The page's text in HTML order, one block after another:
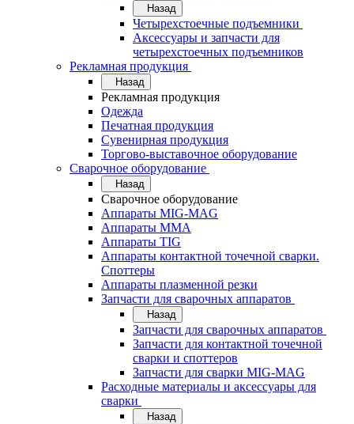
Назад
Четырехстоечные подъемники
Аксессуары и запчасти для
четырехстоечных подъемников
Рекламная продукция
Назад
Рекламная продукция
Одежда
Печатная продукция
Сувенирная продукция
Торгово-выставочное оборудование
Сварочное оборудование
Назад
Сварочное оборудование
Аппараты MIG-MAG
Аппараты MMA
Аппараты TIG
Аппараты контактной точечной сварки.
Споттеры
Аппараты плазменной резки
Запчасти для сварочных аппаратов
Назад
Запчасти для сварочных аппаратов
Запчасти для контактной точечной
сварки и споттеров
Запчасти для сварки MIG-MAG
Расходные материалы и аксессуары для
сварки
Назад